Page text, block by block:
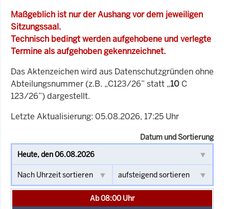
Maßgeblich ist nur der Aushang vor dem jeweiligen
Sitzungssaal.
Technisch bedingt werden aufgehobene und verlegte
Termine als aufgehoben gekennzeichnet.
Das Aktenzeichen wird aus Datenschutzgründen ohne
Abteilungsnummer (z.B. „C123/26” statt „10 C
123/26”) dargestellt.
Letzte Aktualisierung: 05.08.2026, 17:25 Uhr
Datum und Sortierung
Ab 08:00 Uhr